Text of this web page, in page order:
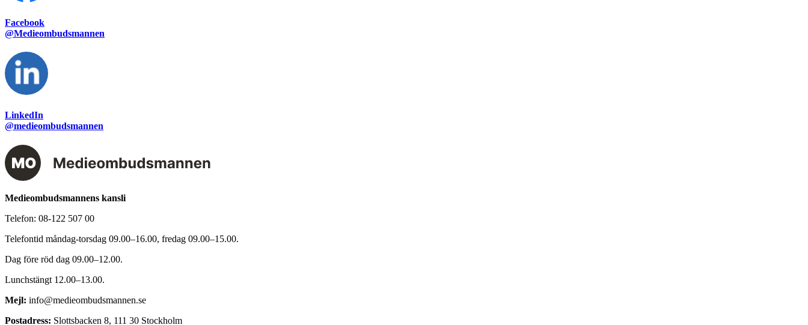
Facebook
@Medieombudsmannen
LinkedIn
@medieombudsmannen
Medieombudsmannens kansli
Telefon: 08-122 507 00
Telefontid måndag-torsdag 09.00–16.00, fredag 09.00–15.00.
Dag före röd dag 09.00–12.00.
Lunchstängt 12.00–13.00.
Mejl: info@medieombudsmannen.se
Postadress: Slottsbacken 8, 111 30 Stockholm